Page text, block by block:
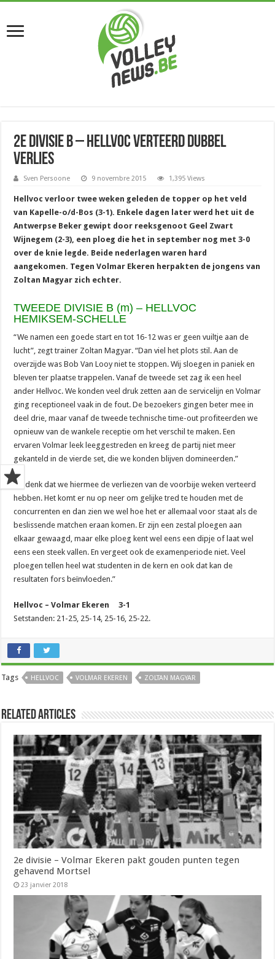
2e divisie B – Hellvoc verteerd dubbel
verlies
Sven Persoone 9 novembre 2015 1,395 Views
Hellvoc verloor twee weken geleden de topper op het veld
van Kapelle-o/d-Bos (3-1). Enkele dagen later werd het uit de
Antwerpse Beker gewipt door reeksgenoot Geel Zwart
Wijnegem (2-3), een ploeg die het in september nog met 3-0
over de knie legde. Beide nederlagen waren hard
aangekomen. Tegen Volmar Ekeren herpakten de jongens van
Zoltan Magyar zich echter.
TWEEDE DIVISIE B (m) – HELLVOC
HEMIKSEM-SCHELLE
“We namen een goede start en tot 16-12 was er geen vuiltje aan de
lucht”, zegt trainer Zoltan Magyar. “Dan viel het plots stil. Aan de
overzijde was Bob Van Looy niet te stoppen. Wij sloegen in paniek en
bleven ter plaatse trappelen. Vanaf de tweede set zag ik een heel
ander Hellvoc. We konden veel druk zetten aan de servicelijn en Volmar
ging receptioneel vaak in de fout. De bezoekers gingen beter mee in
deel drie, maar vanaf de tweede technische time-out profiteerden we
opnieuw van de wankele receptie om het verschil te maken. Een
ervaren Volmar leek leeggestreden en kreeg de partij niet meer
gekanteld in de vierde set, die we konden blijven domineerden.”
“Ik denk dat we hiermee de verliezen van de voorbije weken verteerd
hebben. Het komt er nu op neer om gelijke tred te houden met de
concurrenten en dan zien we wel hoe het er allemaal voor staat als de
beslissende matchen eraan komen. Er zijn een zestal ploegen aan
elkaar gewaagd, maar elke ploeg kent wel eens een dipje of laat wel
eens een steek vallen. En vergeet ook de examenperiode niet. Veel
ploegen tellen heel wat studenten in de kern en ook dat kan de
resultaten fors beïnvloeden.”
Hellvoc – Volmar Ekeren 3-1
Setstanden: 21-25, 25-14, 25-16, 25-22.
Tags HELLVOC VOLMAR EKEREN ZOLTAN MAGYAR
Related Articles
2e divisie – Volmar Ekeren pakt gouden punten tegen
gehavend Mortsel
23 janvier 2018